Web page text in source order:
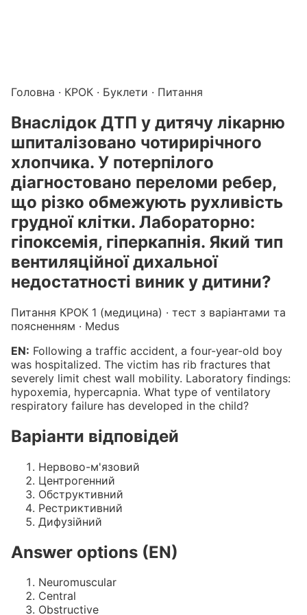
Головна · КРОК · Буклети · Питання
Внаслідок ДТП у дитячу лікарню
шпиталізовано чотирирічного
хлопчика. У потерпілого
діагностовано переломи ребер,
що різко обмежують рухливість
грудної клітки. Лабораторно:
гіпоксемія, гіперкапнія. Який тип
вентиляційної дихальної
недостатності виник у дитини?
Питання КРОК 1 (медицина) · тест з варіантами та
поясненням · Medus
EN: Following a traffic accident, a four-year-old boy
was hospitalized. The victim has rib fractures that
severely limit chest wall mobility. Laboratory findings:
hypoxemia, hypercapnia. What type of ventilatory
respiratory failure has developed in the child?
Варіанти відповідей
Нервово-м'язовий
Центрогенний
Обструктивний
Рестриктивний
Дифузійний
Answer options (EN)
Neuromuscular
Central
Obstructive